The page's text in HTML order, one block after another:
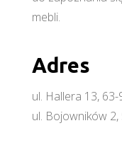
mebli.
Adres
ul. Hallera 13,
ul. Bojowników